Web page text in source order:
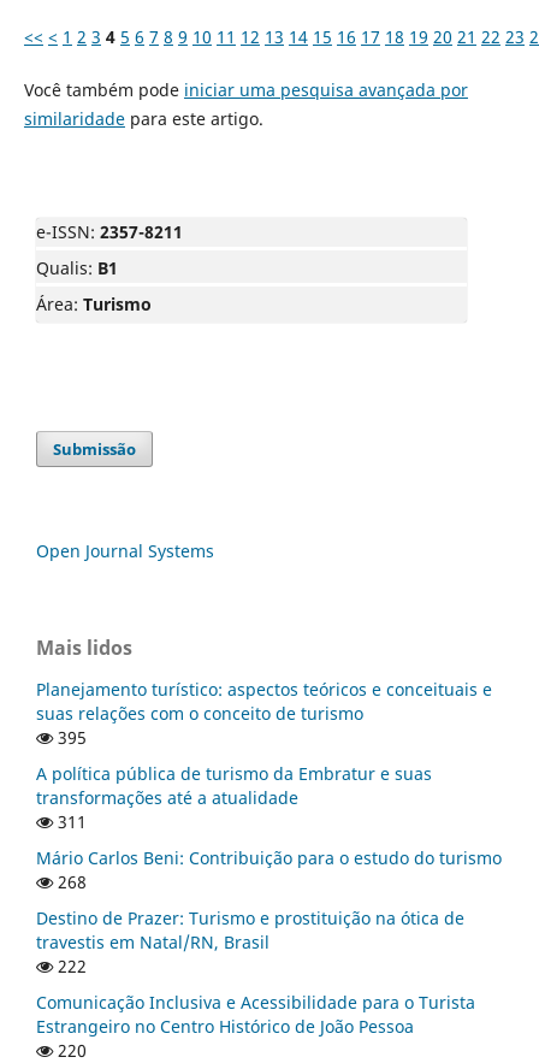
<< < 1 2 3 4 5 6 7 8 9 10 11 12 13 14 15 16 17 18 19 20 21 22 23
Você também pode iniciar uma pesquisa avançada por
similaridadepara este artigo.
e-ISSN: 2357-8211
Qualis: B1
Área: Turismo
Submissão
Open Journal Systems
Mais lidos
Planejamento turístico: aspectos teóricos e conceituais e
suas relações com o conceito de turismo
395
A política pública de turismo da Embratur e suas
transformações até a atualidade
311
Mário Carlos Beni: Contribuição para o estudo do turismo
268
Destino de Prazer: Turismo e prostituição na ótica de
travestis em Natal/RN, Brasil
222
Comunicação Inclusiva e Acessibilidade para o Turista
Estrangeiro no Centro Histórico de João Pessoa
220